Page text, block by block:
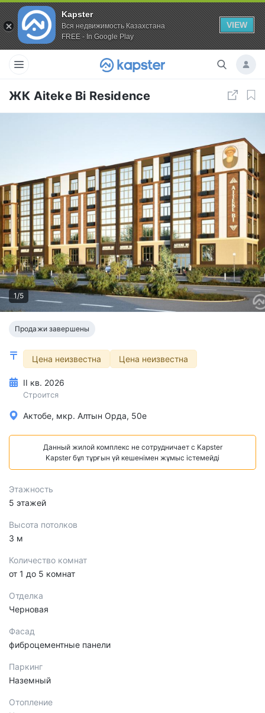
Kapster
Вся недвижимость Казахстана
FREE - In Google Play
VIEW
ЖК Aiteke Bi Residence
1/5
Продажи завершены
Цена неизвестна Цена неизвестна
II кв. 2026
Строится
Актобе, мкр. Алтын Орда, 50е
Данный жилой комплекс не сотрудничает с Kapster
Kapster бұл тұрғын үй кешенімен жұмыс істемейді
Этажность
5 этажей
Высота потолков
3 м
Количество комнат
от 1 до 5 комнат
Отделка
Черновая
Фасад
фиброцементные панели
Паркинг
Наземный
Отопление